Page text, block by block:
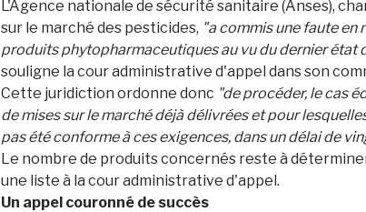
L'Agence nationale de sécurité sanitaire (Anses),
sur le marché des pesticides, "a commis une faute en
produits phytopharmaceutiques au vu du dernier état
souligne la cour administrative d'appel dans son
Cette juridiction ordonne donc "de procéder, le cas
de mises sur le marché déjà délivrées et pour
pas été conforme à ces exigences, dans un délai de
Le nombre de produits concernés reste à
une liste à la cour administrative d'appel.
Un appel couronné de succès